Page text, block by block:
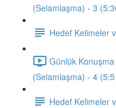
(Selamlaşma) - 3
Hedef Kelimeler
Günlük
(Selamlaşma) - 4
Hedef Kelimeler